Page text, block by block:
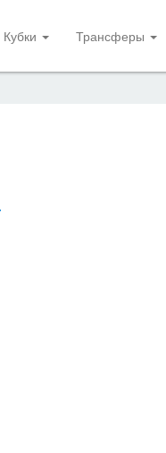
Кубки Трансферы